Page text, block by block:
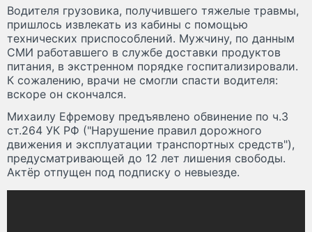
Водителя грузовика, получившего тяжелые травмы,
пришлось извлекать из кабины с помощью
технических приспособлений. Мужчину, по данным
СМИ работавшего в службе доставки продуктов
питания, в экстренном порядке госпитализировали.
К сожалению, врачи не смогли спасти водителя:
вскоре он скончался.
Михаилу Ефремову предъявлено обвинение по ч.3
ст.264 УК РФ ("Нарушение правил дорожного
движения и эксплуатации транспортных средств"),
предусматривающей до 12 лет лишения свободы.
Актёр отпущен под подписку о невыезде.